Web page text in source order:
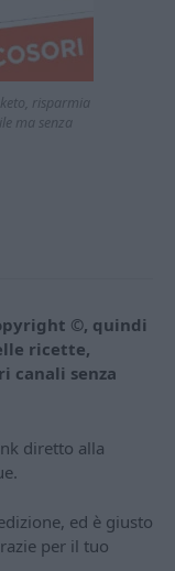
risparmia
ma senza
©, quindi
ricette,
canali senza
diretto alla
ed è giusto
per il tuo